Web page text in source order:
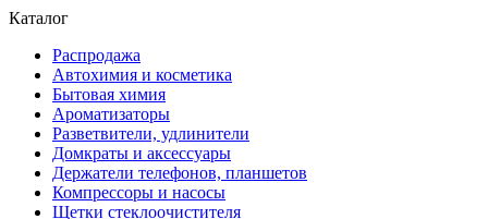
Каталог
Распродажа
Автохимия и косметика
Бытовая химия
Ароматизаторы
Разветвители, удлинители
Домкраты и аксессуары
Держатели телефонов, планшетов
Компрессоры и насосы
Щетки стеклоочистителя